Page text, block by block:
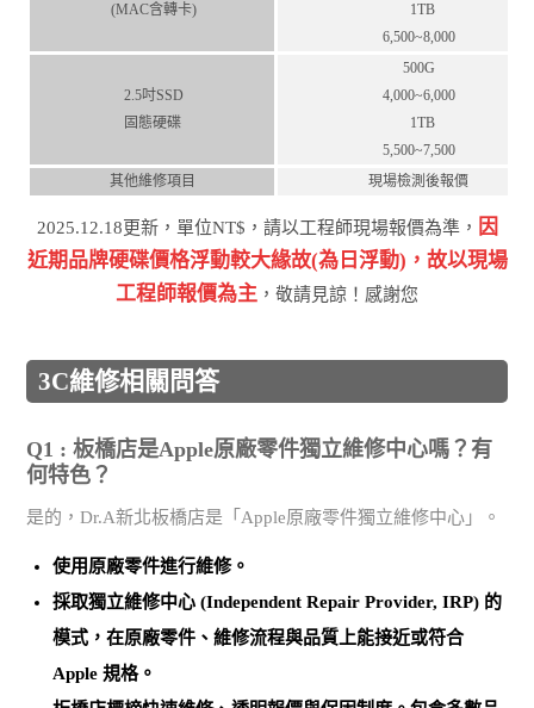
(MAC含轉卡)
1TB
6,500~8,000
2.5吋SSD
固態硬碟
500G
4,000~6,000
1TB
5,500~7,500
其他維修項目
現場檢測後報價
2025.12.18更新，單位NT$，請以工程師現場報價為準， 因
近期品牌硬碟價格浮動較⼤緣故(為⽇浮動)，故以現場
⼯程師報價為主 ，敬請⾒諒！感謝您
3C維修相關問答
Q1 : 板橋店是Apple原廠零件獨立維修中心嗎？有
何特色？
是的，Dr.A新北板橋店是「Apple原廠零件獨立維修中心」。
使用原廠零件進行維修。
採取獨立維修中心 (Independent Repair Provider, IRP) 的
模式，在原廠零件、維修流程與品質上能接近或符合
Apple 規格。